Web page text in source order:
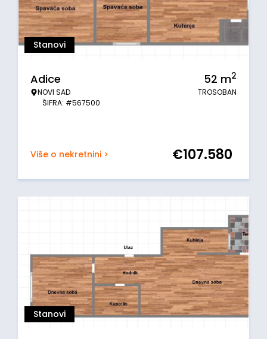
Stanovi
Adice
NOVI SAD
ŠIFRA: #567500
52 m2
TROSOBAN
Više o nekretnini > €107.580
Stanovi